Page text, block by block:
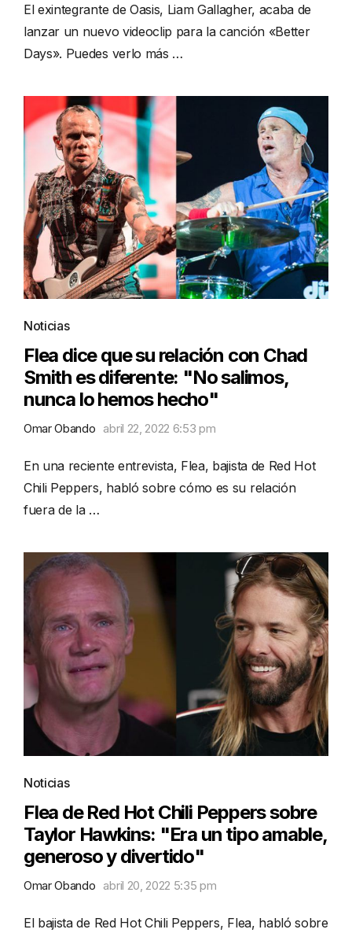
El exintegrante de Oasis, Liam Gallagher, acaba de
lanzar un nuevo videoclip para la canción «Better
Days». Puedes verlo más …
Noticias
Flea dice que su relación con Chad
Smith es diferente: "No salimos,
nunca lo hemos hecho"
Omar Obando abril 22, 2022 6:53 pm
En una reciente entrevista, Flea, bajista de Red Hot
Chili Peppers, habló sobre cómo es su relación
fuera de la …
Noticias
Flea de Red Hot Chili Peppers sobre
Taylor Hawkins: "Era un tipo amable,
generoso y divertido"
Omar Obando abril 20, 2022 5:35 pm
El bajista de Red Hot Chili Peppers, Flea, habló sobre